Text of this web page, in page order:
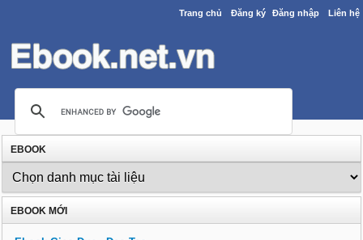
Trang chủ Đăng ký Đăng nhập Liên hệ
EBOOK
EBOOK MỚI